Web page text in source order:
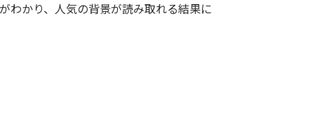
わかり、人気の背景が読み取れる結果に